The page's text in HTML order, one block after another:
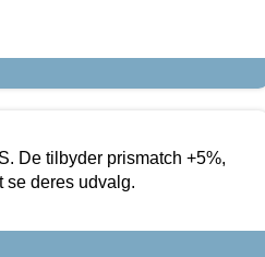
De tilbyder prismatch +5%,
se deres udvalg.